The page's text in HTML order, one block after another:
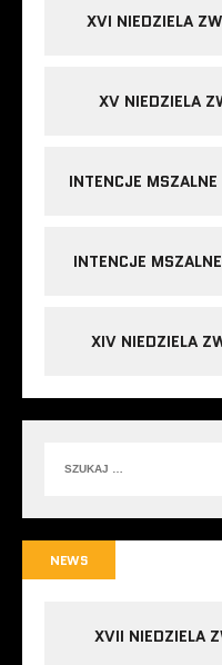
XVI NIEDZIELA
XV NIEDZIELA
INTENCJE
INTENCJE
XIV NIEDZIELA
NEWS
XVII NIEDZIELA